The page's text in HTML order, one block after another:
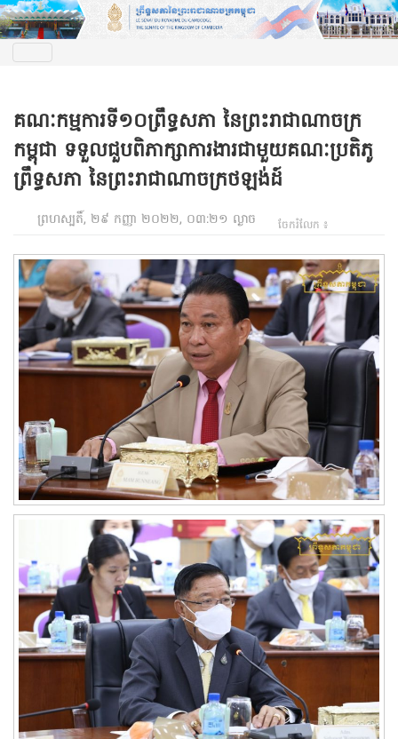
គណៈកម្មការទី១០ព្រឹទ្ធសភា នៃព្រះរាជាណាចក្រ
កម្ពុជា ទទួលជួបពិភាក្សាការងារជាមួយគណៈប្រតិភូ
ព្រឹទ្ធសភា នៃព្រះរាជាណាចក្រថឡង់ដ៍
ព្រហស្បតិ៍, ២៩ កញ្ញា ២០២២, ០៣:២១ ល្ងាច ចែករំលែក ៖